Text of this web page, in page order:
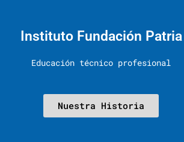
Instituto Fundación Patria
Educación técnico profesional
Nuestra Historia